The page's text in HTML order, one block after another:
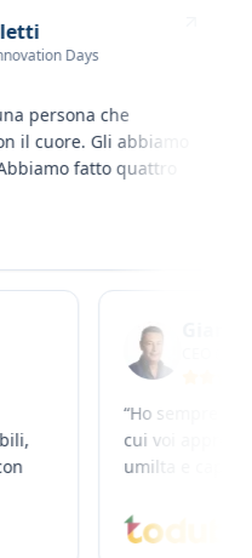
Days
che
Gli abbiamo
fatto quattro
e
con